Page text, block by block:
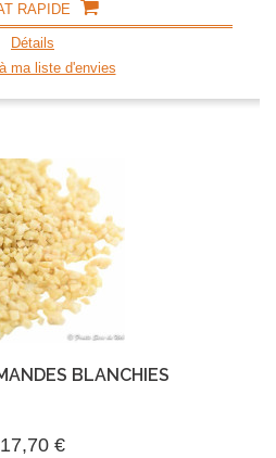
RAPIDE
Détails
ma liste d'envies
BLANCHIES
17,70 €